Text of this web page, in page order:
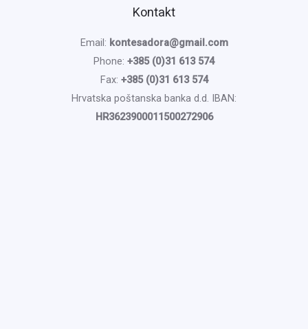
Kontakt
Email: kontesadora@gmail.com
Phone: +385 (0)31 613 574
Fax: +385 (0)31 613 574
Hrvatska poštanska banka d.d. IBAN:
HR3623900011500272906